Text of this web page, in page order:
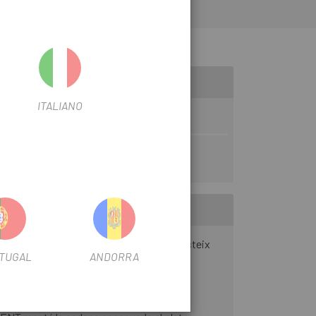
bieles XTR FC-M9200 i FC-M9220
ENGAGEMENT, així que el plat resisteix
ITALIANO
ANDORRA